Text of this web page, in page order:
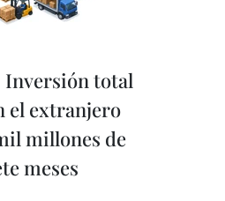
Inversión total
el extranjero
millones de
meses